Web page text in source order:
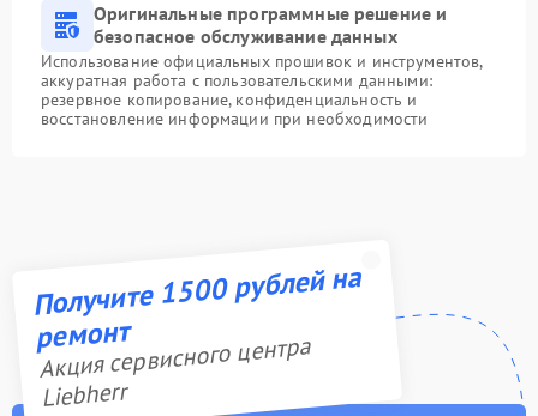
Оригинальные программные решение и
безопасное обслуживание данных
Использование официальных прошивок и инструментов,
аккуратная работа с пользовательскими данными:
резервное копирование, конфиденциальность и
восстановление информации при необходимости
Получите 1500 рублей на
ремонт
Акция сервисного центра
Liebherr